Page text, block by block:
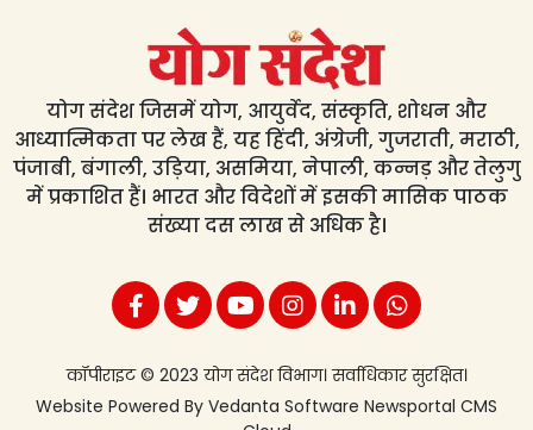
योग संदेश जिसमें योग, आयुर्वेद, संस्कृति, शोधन और
आध्यात्मिकता पर लेख हैं, यह हिंदी, अंग्रेजी, गुजराती, मराठी,
पंजाबी, बंगाली, उड़िया, असमिया, नेपाली, कन्नड़ और तेलुगु
में प्रकाशित हैं। भारत और विदेशों में इसकी मासिक पाठक
संख्या दस लाख से अधिक है।
कॉपीराइट © 2023 योग संदेश विभाग। सर्वाधिकार सुरक्षित।
Website Powered By Vedanta Software Newsportal CMS